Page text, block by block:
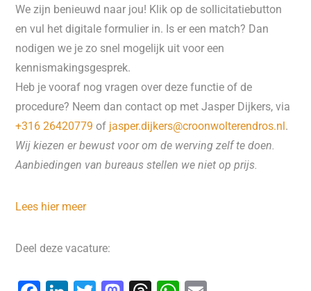
We zijn benieuwd naar jou! Klik op de sollicitatiebutton
en vul het digitale formulier in. Is er een match? Dan
nodigen we je zo snel mogelijk uit voor een
kennismakingsgesprek.
Heb je vooraf nog vragen over deze functie of de
procedure? Neem dan contact op met Jasper Dijkers, via
+316 26420779 of jasper.dijkers@croonwolterendros.nl.
Wij kiezen er bewust voor om de werving zelf te doen.
Aanbiedingen van bureaus stellen we niet op prijs.
Lees hier meer
Deel deze vacature: